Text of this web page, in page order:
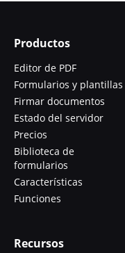
Productos
Editor de PDF
Formularios y plantillas
Firmar documentos
Estado del servidor
Precios
Biblioteca de
formularios
Características
Funciones
Recursos